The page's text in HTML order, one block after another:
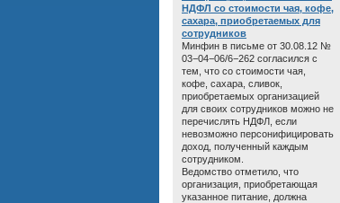
НДФЛ со стоимости чая, кофе,
сахара, приобретаемых для
сотрудников
Минфин в письме от 30.08.12 №
03−04−06/6−262 согласился с
тем, что со стоимости чая,
кофе, сахара, сливок,
приобретаемых организацией
для своих сотрудников можно не
перечислять НДФЛ, если
невозможно персонифицировать
доход, полученный каждым
сотрудником.
Ведомство отметило, что
организация, приобретающая
указанное питание, должна